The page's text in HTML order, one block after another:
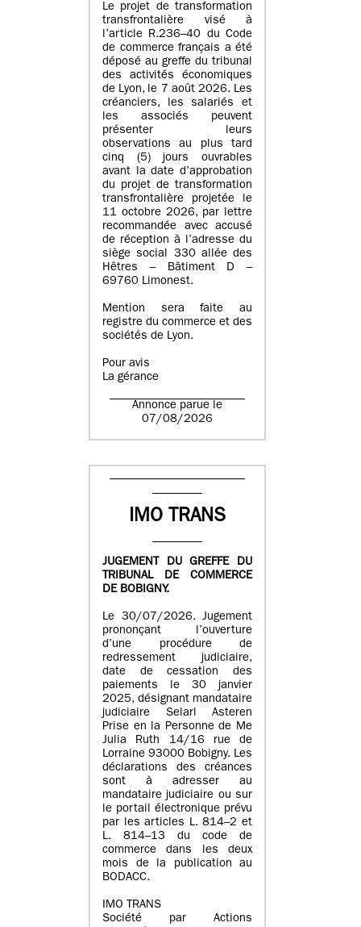
Le projet de transformation
transfrontalière visé à
l’article R.236–40 du Code
de commerce français a été
déposé au greffe du tribunal
des activités économiques
de Lyon, le 7 août 2026. Les
créanciers, les salariés et
les associés peuvent
présenter leurs
observations au plus tard
cinq (5) jours ouvrables
avant la date d’approbation
du projet de transformation
transfrontalière projetée le
11 octobre 2026, par lettre
recommandée avec accusé
de réception à l’adresse du
siège social 330 allée des
Hêtres – Bâtiment D –
69760 Limonest.
Mention sera faite au
registre du commerce et des
sociétés de Lyon.
Pour avis
La gérance
Annonce parue le
07/08/2026
IMO TRANS
JUGEMENT DU GREFFE DU
TRIBUNAL DE COMMERCE
DE BOBIGNY.
Le 30/07/2026. Jugement
prononçant l’ouverture
d’une procédure de
redressement judiciaire,
date de cessation des
paiements le 30 janvier
2025, désignant mandataire
judiciaire Selarl Asteren
Prise en la Personne de Me
Julia Ruth 14/16 rue de
Lorraine 93000 Bobigny. Les
déclarations des créances
sont à adresser au
mandataire judiciaire ou sur
le portail électronique prévu
par les articles L. 814–2 et
L. 814–13 du code de
commerce dans les deux
mois de la publication au
BODACC.
IMO TRANS
Société par Actions